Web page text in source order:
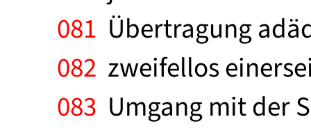
081 Übertragung
082 zweifellos
083 Umgang mit der